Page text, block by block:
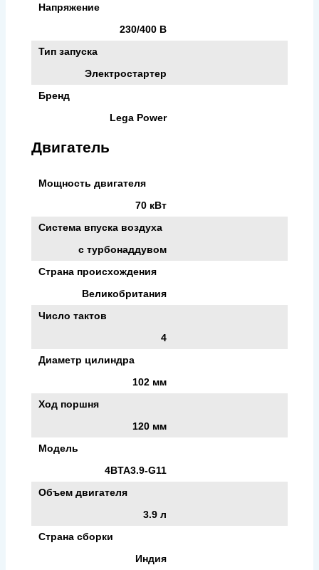
Напряжение
230/400 В
Тип запуска
Электростартер
Бренд
Lega Power
Двигатель
Мощность двигателя
70 кВт
Система впуска воздуха
с турбонаддувом
Страна происхождения
Великобритания
Число тактов
4
Диаметр цилиндра
102 мм
Ход поршня
120 мм
Модель
4BTA3.9-G11
Объем двигателя
3.9 л
Страна сборки
Индия